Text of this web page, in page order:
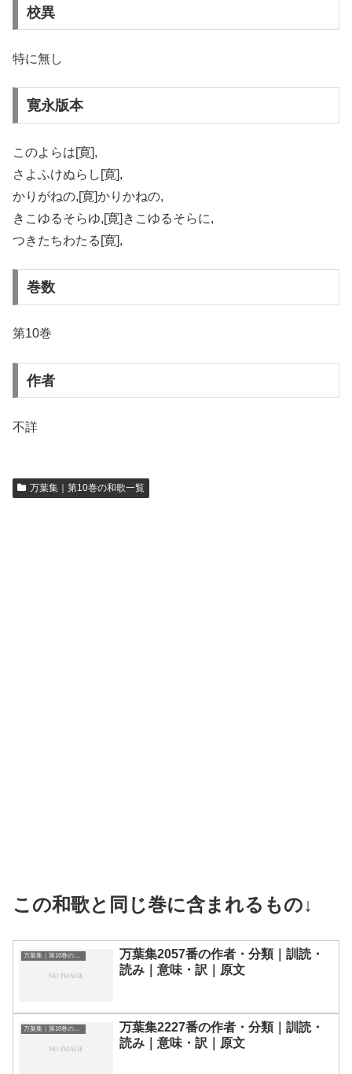
校異
特に無し
寛永版本
このよらは[寛],
さよふけぬらし[寛],
かりがねの,[寛]かりかねの,
きこゆるそらゆ,[寛]きこゆるそらに,
つきたちわたる[寛],
巻数
第10巻
作者
不詳
万葉集｜第10巻の和歌一覧
この和歌と同じ巻に含まれるもの↓
万葉集｜第10巻の和歌一覧
万葉集2057番の作者・分類｜訓読・
読み｜意味・訳｜原文
万葉集｜第10巻の和歌一覧
万葉集2227番の作者・分類｜訓読・
読み｜意味・訳｜原文